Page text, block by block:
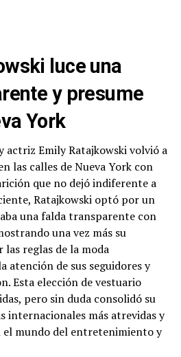
luce una
y presume
York
actriz Emily Ratajkowski volvió a
las calles de Nueva York con
que no dejó indiferente a
Ratajkowski optó por un
una falda transparente con
una vez más su
las reglas de la moda
atención de sus seguidores y
Esta elección de vestuario
pero sin duda consolidó su
internacionales más atrevidas y
el mundo del entretenimiento y